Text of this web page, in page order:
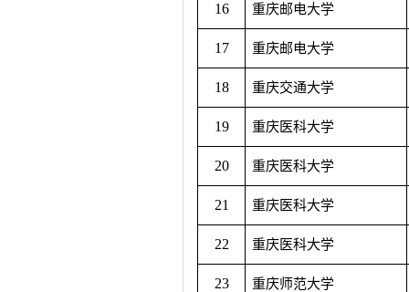
16 重庆邮电大学
17 重庆邮电大学
18 重庆交通大学
19 重庆医科大学
20 重庆医科大学
21 重庆医科大学
22 重庆医科大学
23 重庆师范大学